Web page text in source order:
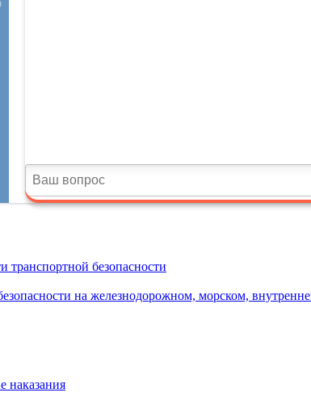
безопасности
на железнодорожном, морском,
наказания